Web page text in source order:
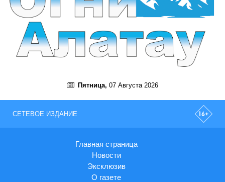
Пятница, 07 Августа 2026
СЕТЕВОЕ ИЗДАНИЕ
Главная страница
Новости
Эксклюзив
О газете